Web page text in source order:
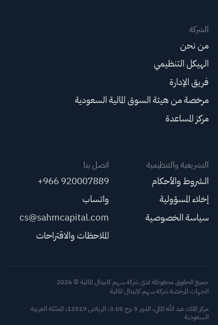
الشركة
من نحن
الهيكل التنظيمي
فريق الإدارة
مرخصة من هيئة السوق المالية السعودية
مركز المساعدة
التشريعية والتنظيمية
الشروط والأحكام
إخلاء المسؤولية
سياسة الخصوصية
اتصل بنا
+966 920007889
واتساب
cs@sahmcapital.com
الملاحظات والاقتراحات
جميع الحقوق محفوظة لدى شركة سهم كابيتال المالية © 2026
الجهات المرخصة شركة سهم كابيتال المالية
مركز الملك عبد الله المالي، الدور 5 برج 3.05، الرياض 13519، المملكة العربية
السعودية